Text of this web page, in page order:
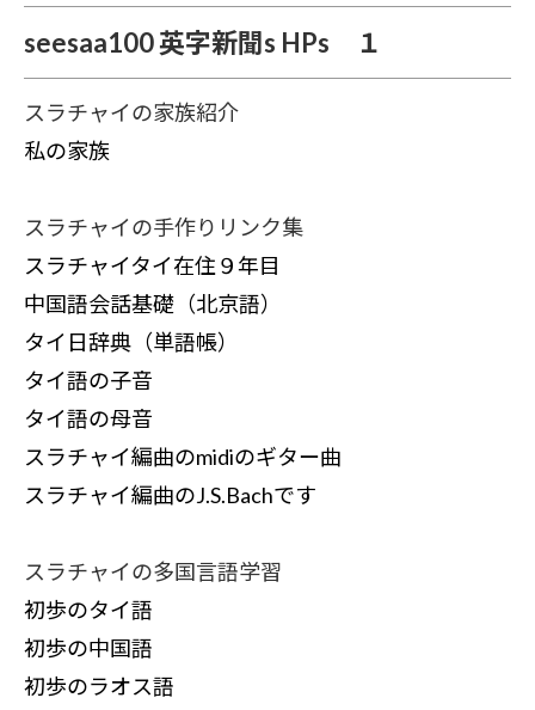
seesaa100 英字新聞s HPs １
スラチャイの家族紹介
私の家族
スラチャイの手作りリンク集
スラチャイタイ在住９年目
中国語会話基礎（北京語）
タイ日辞典（単語帳）
タイ語の子音
タイ語の母音
スラチャイ編曲のmidiのギター曲
スラチャイ編曲のJ.S.Bachです
スラチャイの多国言語学習
初歩のタイ語
初歩の中国語
初歩のラオス語